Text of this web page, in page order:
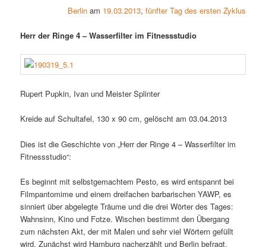
Berlinam 19.03.2013, fünfter Tag des ersten Zyklus
Herr der Ringe 4 – Wasserfilter im Fitnessstudio
Rupert Pupkin, Ivan und Meister Splinter
Kreide auf Schultafel, 130 x 90 cm, gelöscht am 03.04.2013
Dies ist die Geschichte von „Herr der Ringe 4 – Wasserfilter im
Fitnessstudio“:
Es beginnt mit selbstgemachtem Pesto, es wird entspannt bei
Filmpantomime und einem dreifachen barbarischen YAWP, es
sinniert über abgelegte Träume und die drei Wörter des Tages:
Wahnsinn, Kino und Fotze. Wischen bestimmt den Übergang
zum nächsten Akt, der mit Malen und sehr viel Wörtern gefüllt
wird. Zunächst wird Hamburg nacherzählt und Berlin befragt.